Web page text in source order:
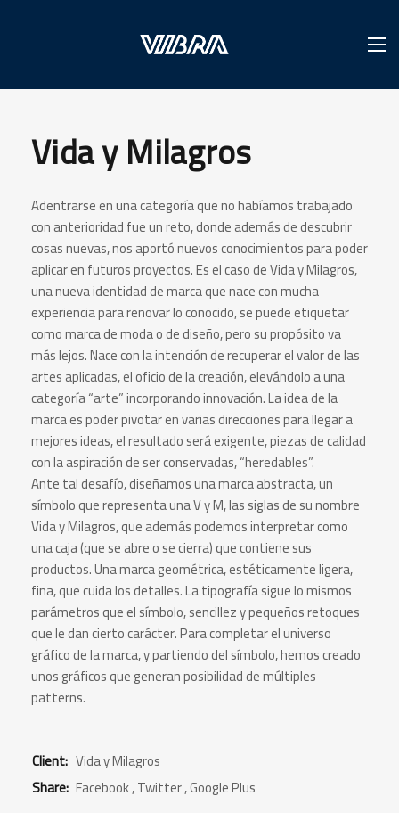
Vida y Milagros
Adentrarse en una categoría que no habíamos trabajado
con anterioridad fue un reto, donde además de descubrir
cosas nuevas, nos aportó nuevos conocimientos para poder
aplicar en futuros proyectos. Es el caso de Vida y Milagros,
una nueva identidad de marca que nace con mucha
experiencia para renovar lo conocido, se puede etiquetar
como marca de moda o de diseño, pero su propósito va
más lejos. Nace con la intención de recuperar el valor de las
artes aplicadas, el oficio de la creación, elevándolo a una
categoría “arte” incorporando innovación. La idea de la
marca es poder pivotar en varias direcciones para llegar a
mejores ideas, el resultado será exigente, piezas de calidad
con la aspiración de ser conservadas, “heredables”.
Ante tal desafío, diseñamos una marca abstracta, un
símbolo que representa una V y M, las siglas de su nombre
Vida y Milagros, que además podemos interpretar como
una caja (que se abre o se cierra) que contiene sus
productos. Una marca geométrica, estéticamente ligera,
fina, que cuida los detalles. La tipografía sigue lo mismos
parámetros que el símbolo, sencillez y pequeños retoques
que le dan cierto carácter. Para completar el universo
gráfico de la marca, y partiendo del símbolo, hemos creado
unos gráficos que generan posibilidad de múltiples
patterns.
Client: Vida y Milagros
Share: Facebook,Twitter,Google Plus